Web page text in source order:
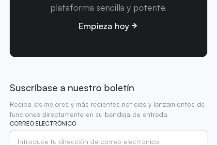
plataforma sencilla y potente.
Empieza hoy
Suscríbase a nuestro boletín
Reciba las mejores y más recientes noticias y lanzamientos de
funciones directamente en su bandeja de entrada
CORREO ELECTRÓNICO